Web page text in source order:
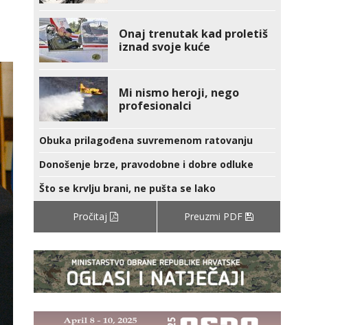
Onaj trenutak kad proletiš
iznad svoje kuće
Mi nismo heroji, nego
profesionalci
Obuka prilagođena suvremenom ratovanju
Donošenje brze, pravodobne i dobre odluke
Što se krvlju brani, ne pušta se lako
Pročitaj Preuzmi PDF